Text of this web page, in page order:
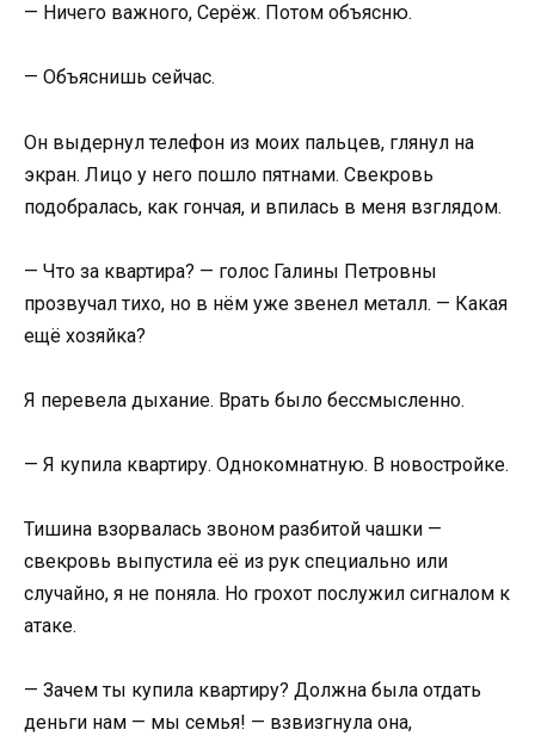
— Ничего важного, Серёж. Потом объясню.
— Объяснишь сейчас.
Он выдернул телефон из моих пальцев, глянул на
экран. Лицо у него пошло пятнами. Свекровь
подобралась, как гончая, и впилась в меня взглядом.
— Что за квартира? — голос Галины Петровны
прозвучал тихо, но в нём уже звенел металл. — Какая
ещё хозяйка?
Я перевела дыхание. Врать было бессмысленно.
— Я купила квартиру. Однокомнатную. В новостройке.
Тишина взорвалась звоном разбитой чашки —
свекровь выпустила её из рук специально или
случайно, я не поняла. Но грохот послужил сигналом к
атаке.
— Зачем ты купила квартиру? Должна была отдать
деньги нам — мы семья! — взвизгнула она,